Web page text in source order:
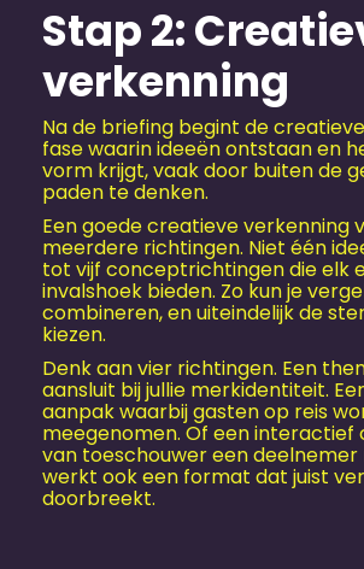
Stap 2:
verkenning
Na de briefing begint de
fase waarin ideeën ontstaan en
vorm krijgt, vaak door buiten de
paden te denken.
Een goede creatieve verkenning
meerdere richtingen. Niet één
tot vijf conceptrichtingen die elk
invalshoek bieden. Zo kun je
combineren, en uiteindelijk de
kiezen.
Denk aan vier richtingen. Een
aansluit bij jullie merkidentiteit.
aanpak waarbij gasten op reis
meegenomen. Of een
van toeschouwer een deelnemer
werkt ook een format dat juist
doorbreekt.